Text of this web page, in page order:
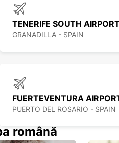
TENERIFE SOUTH AIRPORT
GRANADILLA - SPAIN
FUERTEVENTURA
PUERTO DEL ROSARIO - SPAIN
română